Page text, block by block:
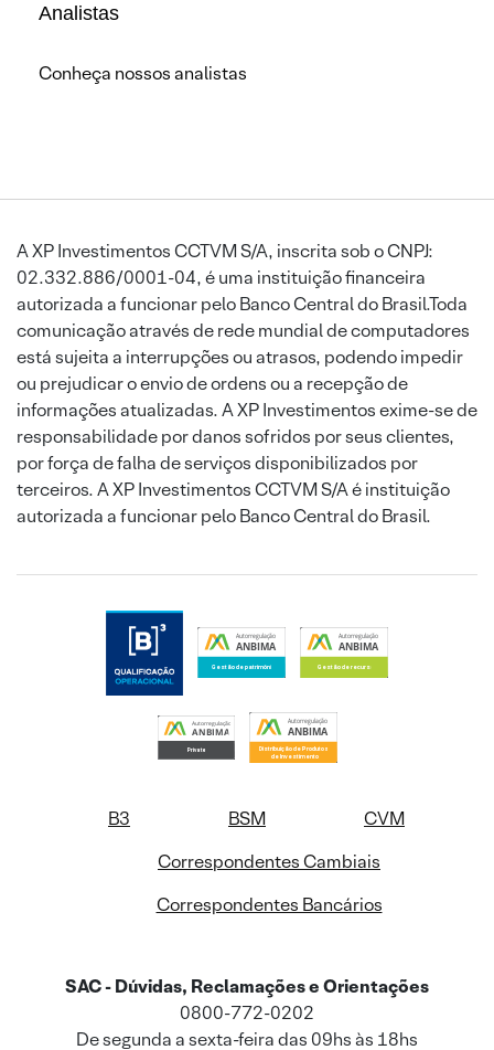
Analistas
Conheça nossos analistas
A XP Investimentos CCTVM S/A, inscrita sob o CNPJ:
02.332.886/0001-04, é uma instituição financeira
autorizada a funcionar pelo Banco Central do Brasil.Toda
comunicação através de rede mundial de computadores
está sujeita a interrupções ou atrasos, podendo impedir
ou prejudicar o envio de ordens ou a recepção de
informações atualizadas. A XP Investimentos exime-se de
responsabilidade por danos sofridos por seus clientes,
por força de falha de serviços disponibilizados por
terceiros. A XP Investimentos CCTVM S/A é instituição
autorizada a funcionar pelo Banco Central do Brasil.
B3 BSM
CVM
Correspondentes Cambiais
Correspondentes Bancários
SAC - Dúvidas, Reclamações e Orientações
0800-772-0202
De segunda a sexta-feira das 09hs às 18hs